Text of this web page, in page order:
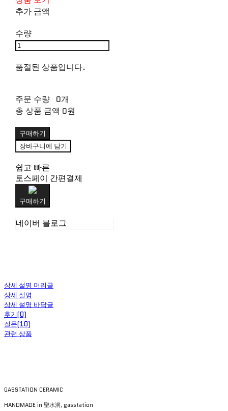
추가 금액
수량
품절된 상품입니다.
주문 수량 0개
총 상품 금액 0원
구매하기
장바구니에 담기
쉽고 빠른
토스페이 간편결제
구매하기
네이버 블로그
상세 설명 머리글
상세 설명
상세 설명 바닥글
후기(0)
질문(10)
관련 상품
GASSTATION CERAMIC
HANDMADE in 聖水洞, gasstation